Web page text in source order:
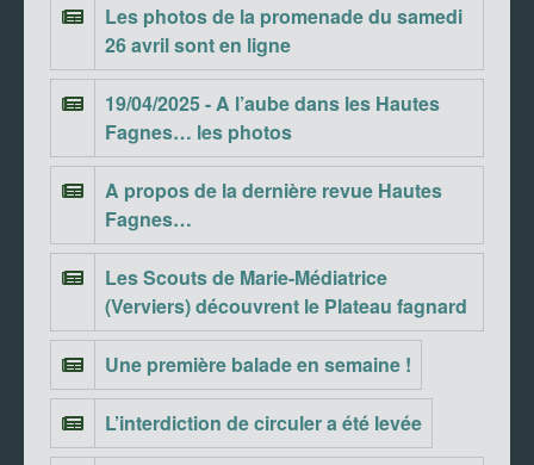
Les photos de la promenade du samedi
26 avril sont en ligne
19/04/2025 - A l’aube dans les Hautes
Fagnes… les photos
A propos de la dernière revue Hautes
Fagnes…
Les Scouts de Marie-Médiatrice
(Verviers) découvrent le Plateau fagnard
Une première balade en semaine !
L’interdiction de circuler a été levée